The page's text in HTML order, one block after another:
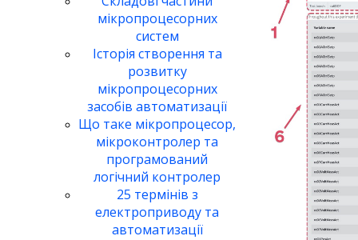
мікропроцесорних
систем
Історія створення та
розвитку
мікропроцесорних
засобів автоматизації
Що таке мікропроцесор,
мікроконтролер та
програмований
логічний контролер
25 термінів з
електроприводу та
автоматизації